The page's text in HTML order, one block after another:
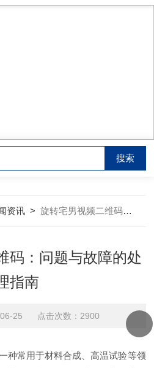
资讯 >旋转宅男视频二维码：问题与故障的处理指南
码：问题与故障的处
指南
06-25 点击次数：2900
种常用于材料合成、高温试验等领